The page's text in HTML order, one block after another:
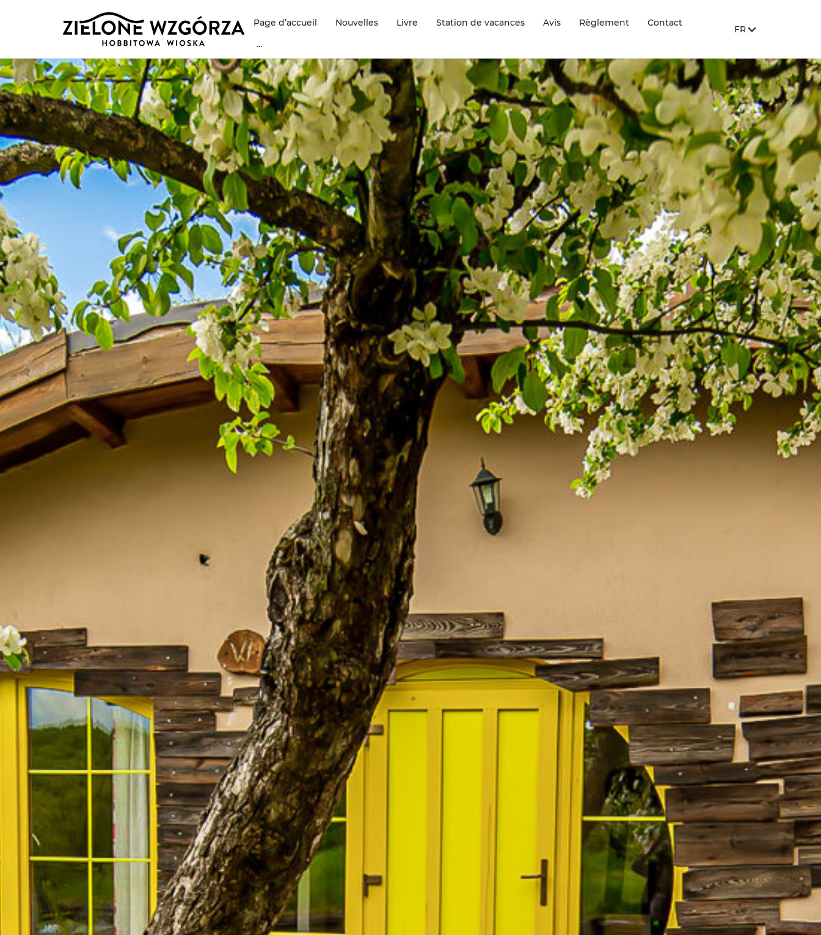
Page d’accueil Nouvelles Livre Station de vacances Avis Règlement
Contact
...
FR